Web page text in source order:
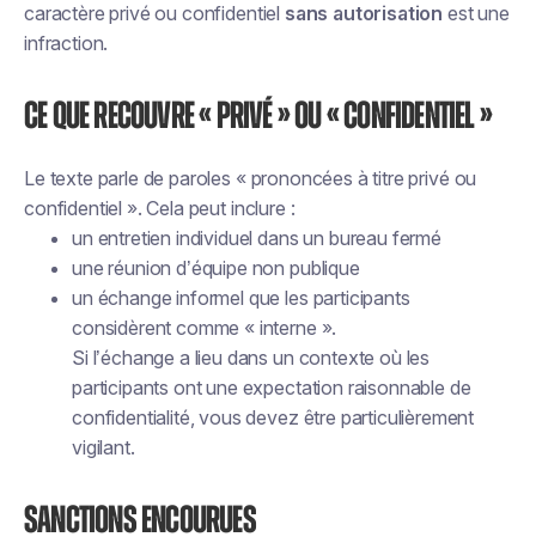
caractère privé ou confidentiel sans autorisation est une
infraction.
Ce que recouvre « privé » ou « confidentiel »
Le texte parle de paroles « prononcées à titre privé ou
confidentiel ». Cela peut inclure :
un entretien individuel dans un bureau fermé
une réunion d’équipe non publique
un échange informel que les participants
considèrent comme « interne ».
Si l’échange a lieu dans un contexte où les
participants ont une expectation raisonnable de
confidentialité, vous devez être particulièrement
vigilant.
Sanctions encourues